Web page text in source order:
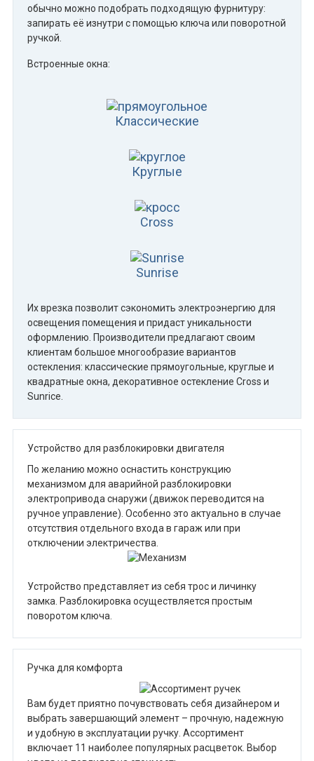
обычно можно подобрать подходящую фурнитуру:
запирать её изнутри с помощью ключа или поворотной
ручкой.
Встроенные окна:
Классические
Круглые
Cross
Sunrise
Их врезка позволит сэкономить электроэнергию для
освещения помещения и придаст уникальности
оформлению. Производители предлагают своим
клиентам большое многообразие вариантов
остекления: классические прямоугольные, круглые и
квадратные окна, декоративное остекление Cross и
Sunrice.
Устройство для разблокировки двигателя
По желанию можно оснастить конструкцию
механизмом для аварийной разблокировки
электропривода снаружи (движок переводится на
ручное управление). Особенно это актуально в случае
отсутствия отдельного входа в гараж или при
отключении электричества.
Устройство представляет из себя трос и личинку
замка. Разблокировка осуществляется простым
поворотом ключа.
Ручка для комфорта
Вам будет приятно почувствовать себя дизайнером и
выбрать завершающий элемент – прочную, надежную
и удобную в эксплуатации ручку. Ассортимент
включает 11 наиболее популярных расцветок. Выбор